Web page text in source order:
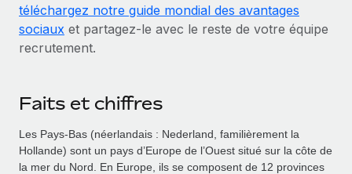
téléchargez notre guide mondial des avantages
sociaux et partagez‑le avec le reste de votre équipe
recrutement.
Faits et chiffres
Les Pays-Bas (néerlandais : Nederland, familièrement la
Hollande) sont un pays d’Europe de l’Ouest situé sur la côte de
la mer du Nord. En Europe, ils se composent de 12 provinces